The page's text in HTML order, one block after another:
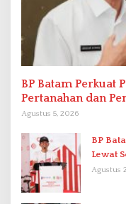
BP Batam Perkuat
Pertanahan dan
Agustus 5, 2026
BP
Lewat
Agustus